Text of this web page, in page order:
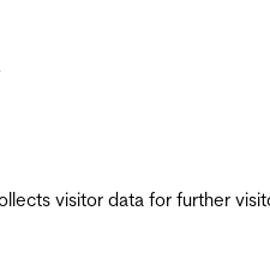
visitor data for further